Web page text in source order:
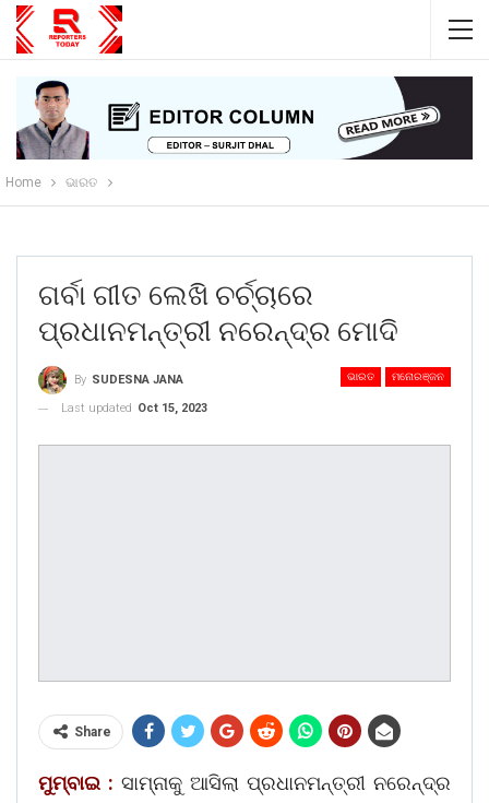
Home ଭାରତ
ଗର୍ବା ଗୀତ ଲେଖି ଚର୍ଚ୍ଚାରେ
ପ୍ରଧାନମନ୍ତ୍ରୀ ନରେନ୍ଦ୍ର ମୋଦି
ଭାରତ ମନୋରଞ୍ଜନ
By SUDESNA JANA
Last updated Oct 15, 2023
Share
ମୁମ୍ବାଇ : ସାମ୍ନାକୁ ଆସିଲା ପ୍ରଧାନମନ୍ତ୍ରୀ ନରେନ୍ଦ୍ର